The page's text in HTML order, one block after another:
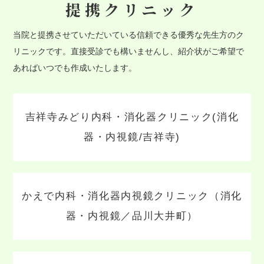
提携クリニック
当院と提携させていただいている信頼できる優秀な先生方のク
リニックです。直接受診でも構いませんし、紹介状がご希望で
あればいつでも作成いたします。
吉祥寺みどり内科・消化器クリニック(消化
器・内視鏡/吉祥寺)
かえで内科・消化器内視鏡クリニック（消化
器・内視鏡／品川大井町）